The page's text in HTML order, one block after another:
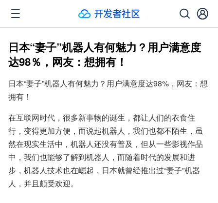
日本“妻子”机器人有何魅力？用户满意度
达98％，网友：想拥有！
日本“妻子”机器人有何魅力？用户满意度达98%，网友：想
拥有！
在互联网时代，很多新事物的诞生，都让人们的衣食住
行，变得更加方便，而说起机器人，我们也都不陌生，虽
然在现实生活中，机器人还没有普及，但从一些影视作品
中，我们也能够了解到机器人，而随着时代的发展和进
步，机器人技术也在崛起，日本就曾经推出过“妻子”机器
人，并且颇受欢迎。